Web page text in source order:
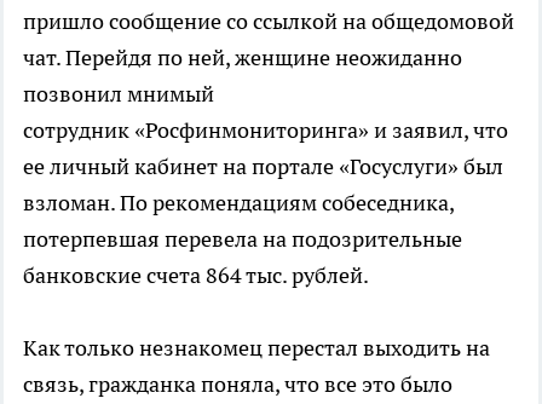
пришло сообщение со ссылкой на общедомовой
чат. Перейдя по ней, женщине неожиданно
позвонил мнимый
сотрудник «Росфинмониторинга» и заявил, что
ее личный кабинет на портале «Госуслуги» был
взломан. По рекомендациям собеседника,
потерпевшая перевела на подозрительные
банковские счета 864 тыс. рублей.
Как только незнакомец перестал выходить на
связь, гражданка поняла, что все это было